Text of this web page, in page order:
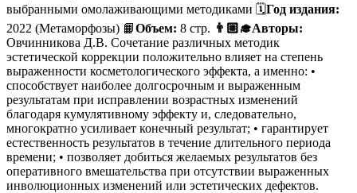
выбранными омолаживающими методиками 🗓Год издания:
2022 (Метаморфозы) 📙Объем: 8 стр. 👨🏼‍🎓Авторы:
Овчинникова Д.В. Сочетание различных методик
эстетической коррекции положительно влияет на степень
выраженности косметологического эффекта, а именно: •
способствует наиболее долгосрочным и выраженным
результатам при исправлении возрастных изменений
благодаря кумулятивному эффекту и, следовательно,
многократно усиливает конечный результат; • гарантирует
естественность результатов в течение длительного периода
времени; • позволяет добиться желаемых результатов без
оперативного вмешательства при отсутствии выраженных
инволюционных изменений или эстетических дефектов.